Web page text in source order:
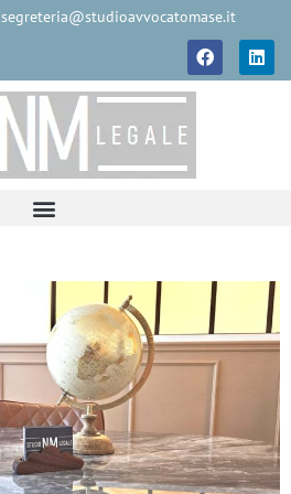
segreteria@studioavvocatomase.it